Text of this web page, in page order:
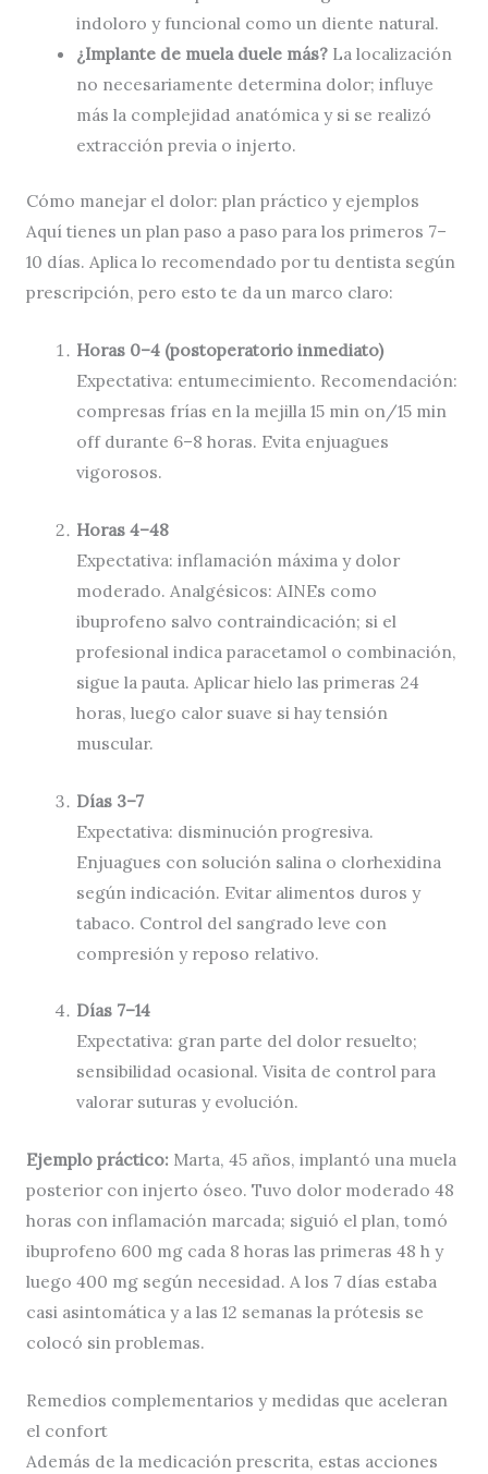
indoloro y funcional como un diente natural.
¿Implante de muela duele más? La localización
no necesariamente determina dolor; influye
más la complejidad anatómica y si se realizó
extracción previa o injerto.
Cómo manejar el dolor: plan práctico y ejemplos
Aquí tienes un plan paso a paso para los primeros 7–
10 días. Aplica lo recomendado por tu dentista según
prescripción, pero esto te da un marco claro:
Horas 0–4 (postoperatorio inmediato)
Expectativa: entumecimiento. Recomendación:
compresas frías en la mejilla 15 min on/15 min
off durante 6–8 horas. Evita enjuagues
vigorosos.
Horas 4–48
Expectativa: inflamación máxima y dolor
moderado. Analgésicos: AINEs como
ibuprofeno salvo contraindicación; si el
profesional indica paracetamol o combinación,
sigue la pauta. Aplicar hielo las primeras 24
horas, luego calor suave si hay tensión
muscular.
Días 3–7
Expectativa: disminución progresiva.
Enjuagues con solución salina o clorhexidina
según indicación. Evitar alimentos duros y
tabaco. Control del sangrado leve con
compresión y reposo relativo.
Días 7–14
Expectativa: gran parte del dolor resuelto;
sensibilidad ocasional. Visita de control para
valorar suturas y evolución.
Ejemplo práctico: Marta, 45 años, implantó una muela
posterior con injerto óseo. Tuvo dolor moderado 48
horas con inflamación marcada; siguió el plan, tomó
ibuprofeno 600 mg cada 8 horas las primeras 48 h y
luego 400 mg según necesidad. A los 7 días estaba
casi asintomática y a las 12 semanas la prótesis se
colocó sin problemas.
Remedios complementarios y medidas que aceleran
el confort
Además de la medicación prescrita, estas acciones